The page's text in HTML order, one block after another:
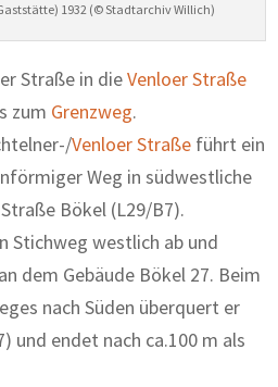
1932 (© Stadtarchiv Willich)
Straße in dieVenloer Straße
zum Grenzweg.
Venloer Straße führt ein
Weg in südwestliche
Bökel (L29/B7).
Stichweg westlich ab und
dem Gebäude Bökel 27. Beim
nach Süden überquert er
und endet nach ca.100 m als